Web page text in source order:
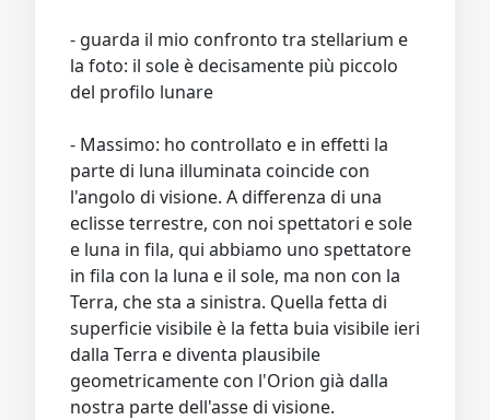
- guarda il mio confronto tra stellarium e
la foto: il sole è decisamente più piccolo
del profilo lunare
- Massimo: ho controllato e in effetti la
parte di luna illuminata coincide con
l'angolo di visione. A differenza di una
eclisse terrestre, con noi spettatori e sole
e luna in fila, qui abbiamo uno spettatore
in fila con la luna e il sole, ma non con la
Terra, che sta a sinistra. Quella fetta di
superficie visibile è la fetta buia visibile ieri
dalla Terra e diventa plausibile
geometricamente con l'Orion già dalla
nostra parte dell'asse di visione.